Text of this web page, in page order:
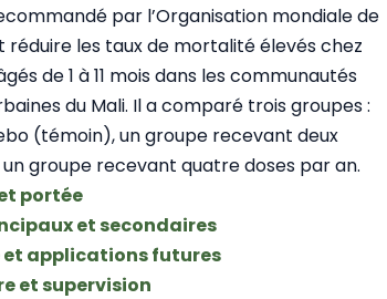
par l’Organisation mondiale de
réduire les taux de mortalité élevés chez
de 1 à 11 mois dans les communautés
du Mali. Il a comparé trois groupes :
(témoin), un groupe recevant deux
groupe recevant quatre doses par an.
portée
et secondaires
et applications futures
et supervision